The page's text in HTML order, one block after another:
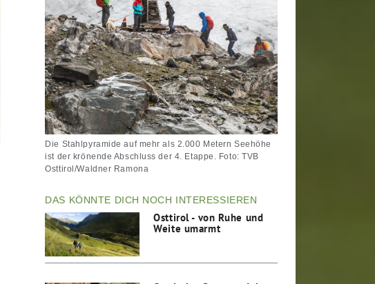
Die Stahlpyramide auf mehr als 2.000 Metern Seehöhe
ist der krönende Abschluss der 4. Etappe. Foto: TVB
Osttirol/Waldner Ramona
DAS KÖNNTE DICH NOCH INTERESSIEREN
Osttirol - von Ruhe und
Weite umarmt